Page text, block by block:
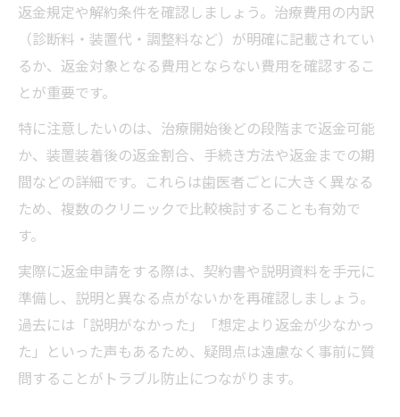
返金規定や解約条件を確認しましょう。治療費用の内訳
（診断料・装置代・調整料など）が明確に記載されてい
るか、返金対象となる費用とならない費用を確認するこ
とが重要です。
特に注意したいのは、治療開始後どの段階まで返金可能
か、装置装着後の返金割合、手続き方法や返金までの期
間などの詳細です。これらは歯医者ごとに大きく異なる
ため、複数のクリニックで比較検討することも有効で
す。
実際に返金申請をする際は、契約書や説明資料を手元に
準備し、説明と異なる点がないかを再確認しましょう。
過去には「説明がなかった」「想定より返金が少なかっ
た」といった声もあるため、疑問点は遠慮なく事前に質
問することがトラブル防止につながります。